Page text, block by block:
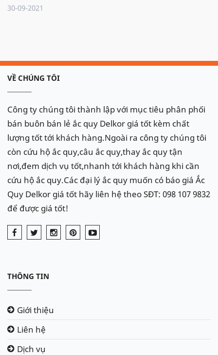
30-09-2021
VỀ CHÚNG TÔI
Công ty chúng tôi thành lập với mục tiêu phân phối
bán buôn bán lẻ ắc quy Delkor giá tốt kèm chất
lượng tốt tới khách hàng.Ngoài ra công ty chúng tôi
còn cứu hộ ắc quy,câu ắc quy,thay ắc quy tận
nơi,đem dịch vụ tốt,nhanh tới khách hàng khi cần
cứu hộ ắc quy.Các đại lý ắc quy muốn có báo giá Ắc
Quy Delkor giá tốt hãy liên hệ theo SĐT: 098 107 9832
để được giá tốt!
THÔNG TIN
Giới thiệu
Liên hệ
Dịch vụ